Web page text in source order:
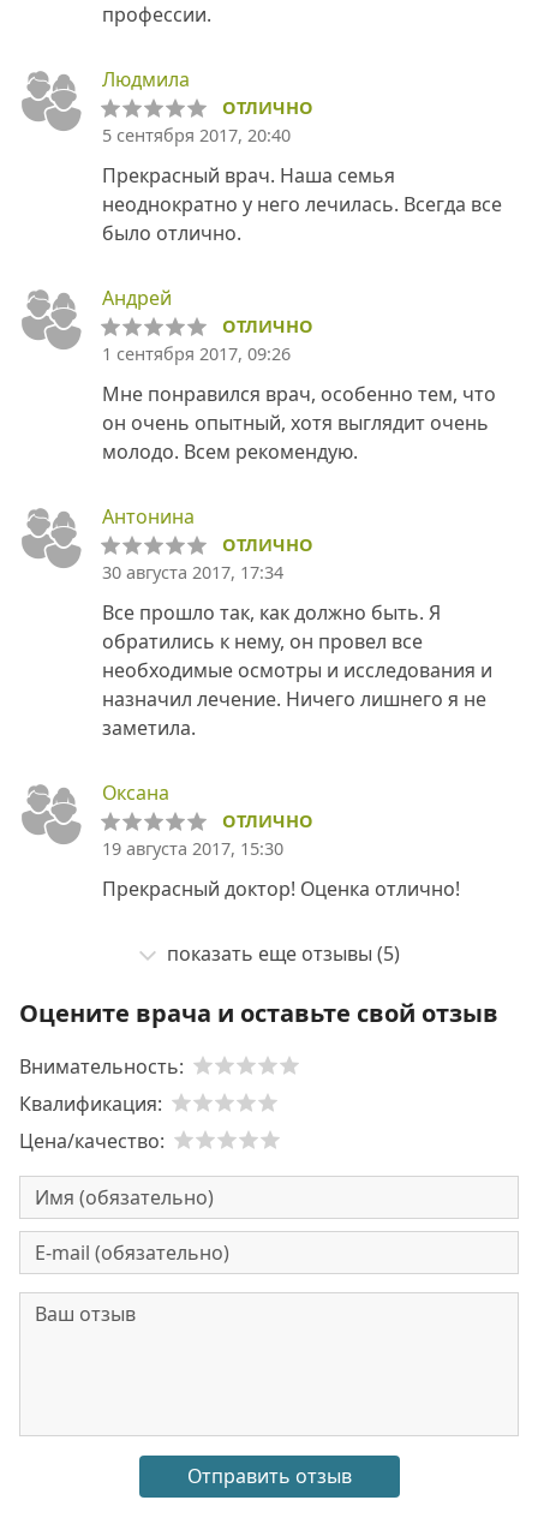
профессии.
Людмила
ОТЛИЧНО
5 сентября 2017, 20:40
Прекрасный врач. Наша семья
неоднократно у него лечилась. Всегда все
было отлично.
Андрей
ОТЛИЧНО
1 сентября 2017, 09:26
Мне понравился врач, особенно тем, что
он очень опытный, хотя выглядит очень
молодо. Всем рекомендую.
Антонина
ОТЛИЧНО
30 августа 2017, 17:34
Все прошло так, как должно быть. Я
обратились к нему, он провел все
необходимые осмотры и исследования и
назначил лечение. Ничего лишнего я не
заметила.
Оксана
ОТЛИЧНО
19 августа 2017, 15:30
Прекрасный доктор! Оценка отлично!
показать еще отзывы (5)
Оцените врача и оставьте свой отзыв
Внимательность:
Квалификация:
Цена/качество: